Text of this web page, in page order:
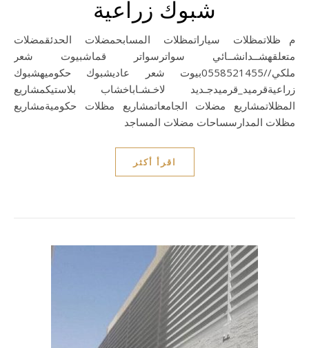
شبوك زراعية
مظلاتمظلات سياراتمظلات المسابحمضلات الحدئقمضلات
متعلقهشــدانشــائي سواترسواتر قماشبيوت شعر
ملكي//0558521455بيوت شعر عاديشبوك حكوميهشبوك
زراعيةقرميد_قرميدجـديد لاخـشـاباخشاب بلاستيكمشاريع
المظلاتمشاريع مضلات الجامعاتمشاريع مظلات حكوميةمشاريع
مظلات المدارسساحات مضلات المساجد
اقرأ أكثر